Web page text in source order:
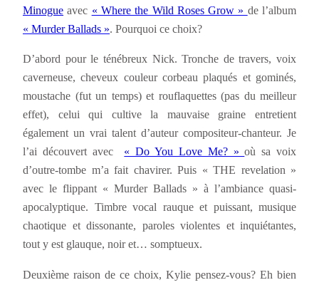
Minogue avec « Where the Wild Roses Grow » de l’album
« Murder Ballads ». Pourquoi ce choix?
D’abord pour le ténébreux Nick. Tronche de travers, voix
caverneuse, cheveux couleur corbeau plaqués et gominés,
moustache (fut un temps) et rouflaquettes (pas du meilleur
effet), celui qui cultive la mauvaise graine entretient
également un vrai talent d’auteur compositeur-chanteur. Je
l’ai découvert avec « Do You Love Me? »où sa voix
d’outre-tombe m’a fait chavirer. Puis « THE revelation »
avec le flippant « Murder Ballads » à l’ambiance quasi-
apocalyptique. Timbre vocal rauque et puissant, musique
chaotique et dissonante, paroles violentes et inquiétantes,
tout y est glauque, noir et… somptueux.
Deuxième raison de ce choix, Kylie pensez-vous? Eh bien